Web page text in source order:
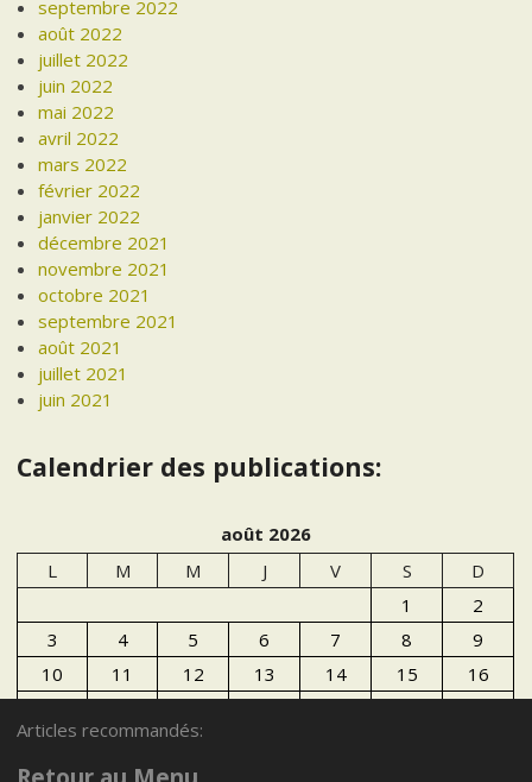
septembre 2022
août 2022
juillet 2022
juin 2022
mai 2022
avril 2022
mars 2022
février 2022
janvier 2022
décembre 2021
novembre 2021
octobre 2021
septembre 2021
août 2021
juillet 2021
juin 2021
Calendrier des publications:
août 2026
L
M M J V S
D
1
2
3
4 5 6 7 8
9
10
11 12 13 14 15
16
24
25 26
31
Articles recommandés: